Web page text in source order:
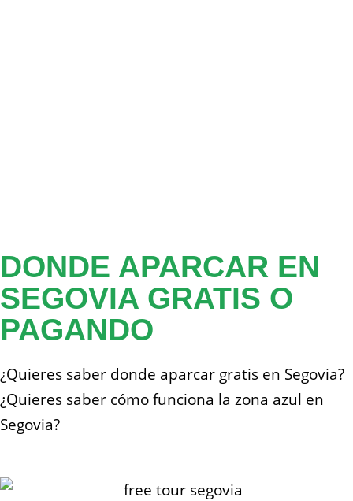
DONDE APARCAR EN
SEGOVIA GRATIS O
PAGANDO
¿Quieres saber donde aparcar gratis en Segovia?
¿Quieres saber cómo funciona la zona azul en
Segovia?